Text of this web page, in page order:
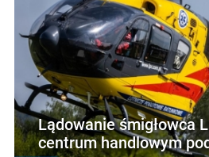
Lądowanie śmigłowca
centrum handlowym